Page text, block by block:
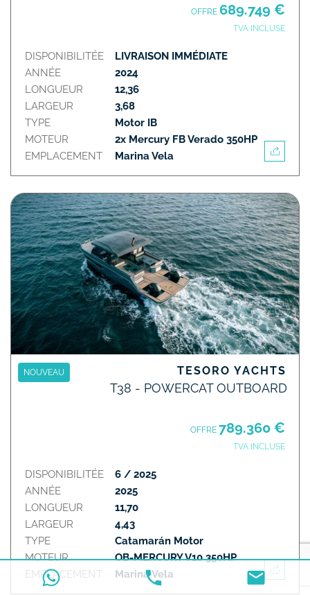
OFFRE 689.749 €
TVA INCLUSE
DISPONIBILITÉE
ANNÉE
LONGUEUR
LARGEUR
TYPE
MOTEUR
EMPLACEMENT
LIVRAISON IMMÉDIATE
2024
12,36
3,68
Motor IB
2x Mercury FB Verado 350HP
Marina Vela
NOUVEAU TESORO YACHTS
T38 - POWERCAT OUTBOARD
OFFRE 789.360 €
TVA INCLUSE
DISPONIBILITÉE
ANNÉE
LONGUEUR
LARGEUR
TYPE
MOTEUR
EMPLACEMENT
6 / 2025
2025
11,70
4,43
Catamarán Motor
OB-MERCURY V10 350HP
Marina Vela